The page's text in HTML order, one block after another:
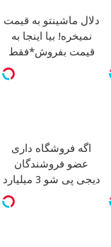
دلال ماشینتو به قیمت
نمیخره! بیا اینجا به
قیمت بفروش*فقط
اگه فروشگاه داری
عضو فروشندگان
دیجی پی شو 3 میلیارد